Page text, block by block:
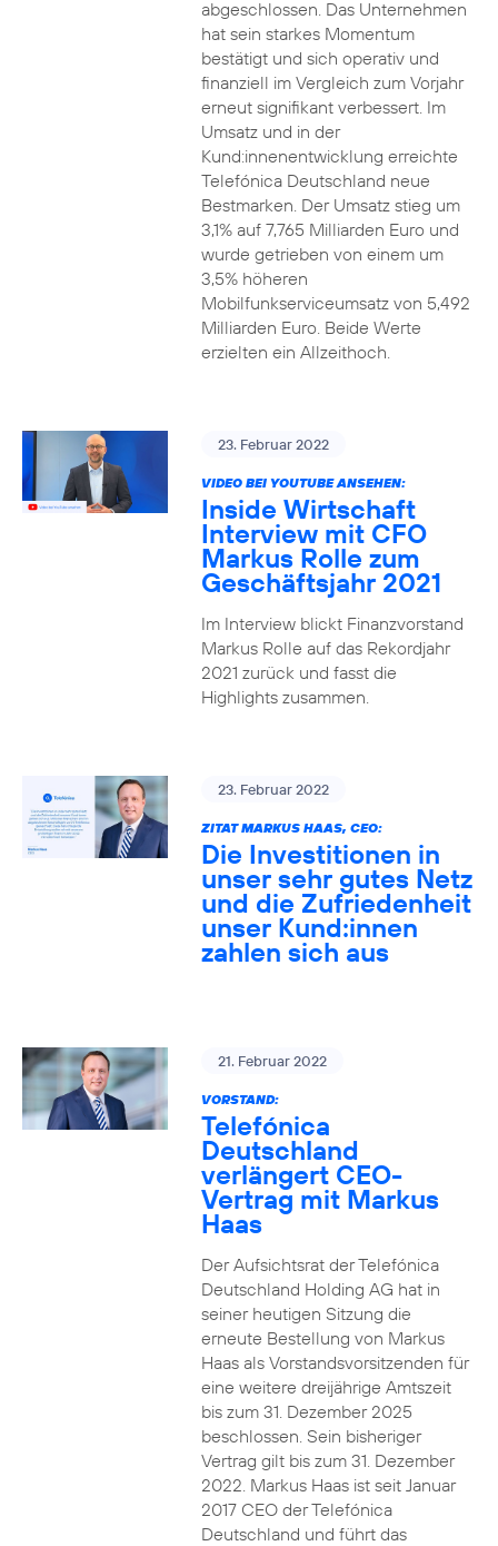
abgeschlossen. Das Unternehmen
hat sein starkes Momentum
bestätigt und sich operativ und
finanziell im Vergleich zum Vorjahr
erneut signifikant verbessert. Im
Umsatz und in der
Kund:innenentwicklung erreichte
Telefónica Deutschland neue
Bestmarken. Der Umsatz stieg um
3,1% auf 7,765 Milliarden Euro und
wurde getrieben von einem um
3,5% höheren
Mobilfunkserviceumsatz von 5,492
Milliarden Euro. Beide Werte
erzielten ein Allzeithoch.
23. Februar 2022
VIDEO BEI YOUTUBE ANSEHEN:
Inside Wirtschaft
Interview mit CFO
Markus Rolle zum
Geschäftsjahr 2021
Im Interview blickt Finanzvorstand
Markus Rolle auf das Rekordjahr
2021 zurück und fasst die
Highlights zusammen.
23. Februar 2022
ZITAT MARKUS HAAS, CEO:
Die Investitionen in
unser sehr gutes Netz
und die Zufriedenheit
unser Kund:innen
zahlen sich aus
21. Februar 2022
VORSTAND:
Telefónica
Deutschland
verlängert CEO-
Vertrag mit Markus
Haas
Der Aufsichtsrat der Telefónica
Deutschland Holding AG hat in
seiner heutigen Sitzung die
erneute Bestellung von Markus
Haas als Vorstandsvorsitzenden für
eine weitere dreijährige Amtszeit
bis zum 31. Dezember 2025
beschlossen. Sein bisheriger
Vertrag gilt bis zum 31. Dezember
2022. Markus Haas ist seit Januar
2017 CEO der Telefónica
Deutschland und führt das